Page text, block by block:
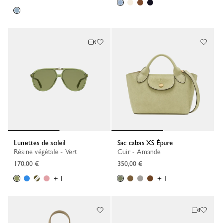
Lunettes de soleil
Résine végétale - Vert
170,00 €
+ 1
Sac cabas XS Épure
Cuir - Amande
350,00 €
+ 1